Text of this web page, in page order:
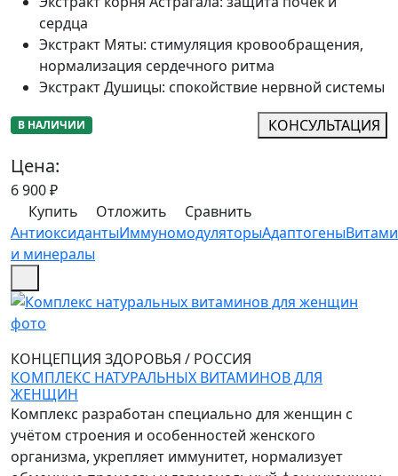
сердца
Экстракт Мяты: стимуляция кровообращения,
нормализация сердечного ритма
Экстракт Душицы: спокойствие нервной системы
В НАЛИЧИИ КОНСУЛЬТАЦИЯ
Цена:
6 900₽
Купить
Отложить
Сравнить
АнтиоксидантыИммуномодуляторыАдаптогены
и минералы
КОНЦЕПЦИЯ ЗДОРОВЬЯ / РОССИЯ
КОМПЛЕКС НАТУРАЛЬНЫХ ВИТАМИНОВ ДЛЯ
ЖЕНЩИН
Комплекс разработан специально для женщин с
учётом строения и особенностей женского
организма, укрепляет иммунитет, нормализует